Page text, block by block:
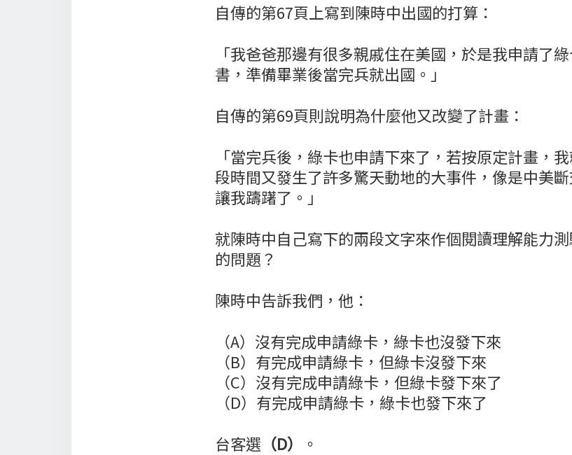
自傳的第67頁上寫到陳時中出國的打算：
「我爸爸那邊有很多親戚住在美國，於是我申請了
書，準備畢業後當完兵就出國。」
自傳的第69頁則說明為什麼他又改變了計畫：
「當完兵後，綠卡也申請下來了，若按原定計畫，
段時間又發生了許多驚天動地的大事件，像是中美
讓我躊躇了。」
就陳時中自己寫下的兩段文字來作個閱讀理解能力
的問題？
陳時中告訴我們，他：
（A）沒有完成申請綠卡，綠卡也沒發下來
（B）有完成申請綠卡，但綠卡沒發下來
（C）沒有完成申請綠卡，但綠卡發下來了
（D）有完成申請綠卡，綠卡也發下來了
台客選 （D）
。